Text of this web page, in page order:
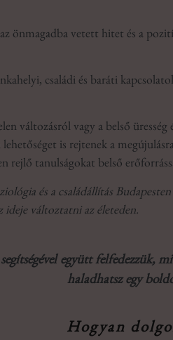
önmagadba vetett hitet és a
családi és baráti
változásról vagy a belső üresség
is rejtenek a
rejlő tanulságokat belső
és a családállítás
változtatni az életeden.
együtt felfedezzük,
haladhatsz egy
Hogyan